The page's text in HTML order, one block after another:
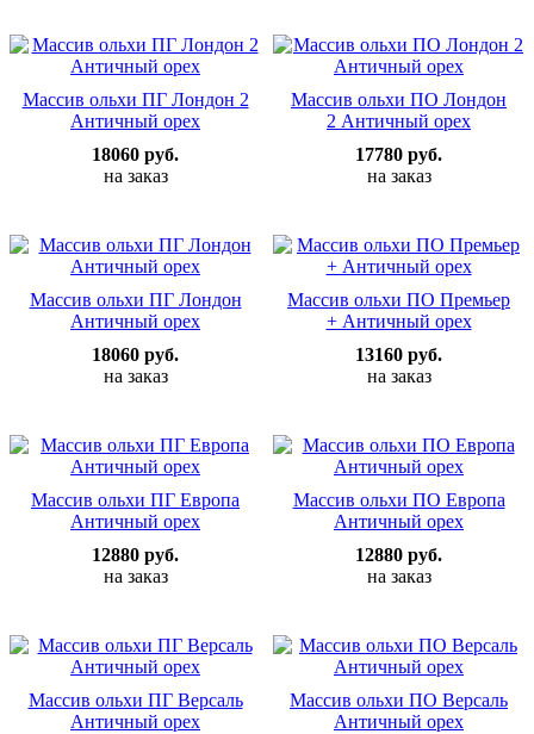
Массив ольхи ПГ Лондон 2
Античный орех
18060 руб.
на заказ
Массив ольхи ПО Лондон
2 Античный орех
17780 руб.
на заказ
Массив ольхи ПГ Лондон
Античный орех
18060 руб.
на заказ
Массив ольхи ПО Премьер
+ Античный орех
13160 руб.
на заказ
Массив ольхи ПГ Европа
Античный орех
12880 руб.
на заказ
Массив ольхи ПО Европа
Античный орех
12880 руб.
на заказ
Массив ольхи ПГ Версаль
Античный орех
Массив ольхи ПО Версаль
Античный орех